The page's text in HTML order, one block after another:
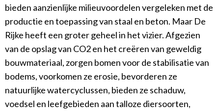
bieden aanzienlijke milieuvoordelen vergeleken met de
productie en toepassing van staal en beton. Maar De
Rijke heeft een groter geheel in het vizier. Afgezien
van de opslag van CO2 en het creëren van geweldig
bouwmateriaal, zorgen bomen voor de stabilisatie van
bodems, voorkomen ze erosie, bevorderen ze
natuurlijke watercyclussen, bieden ze schaduw,
voedsel en leefgebieden aan talloze diersoorten,